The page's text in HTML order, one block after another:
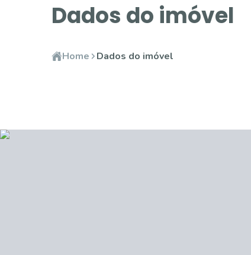
Dados do imóvel
Home Dados do imóvel